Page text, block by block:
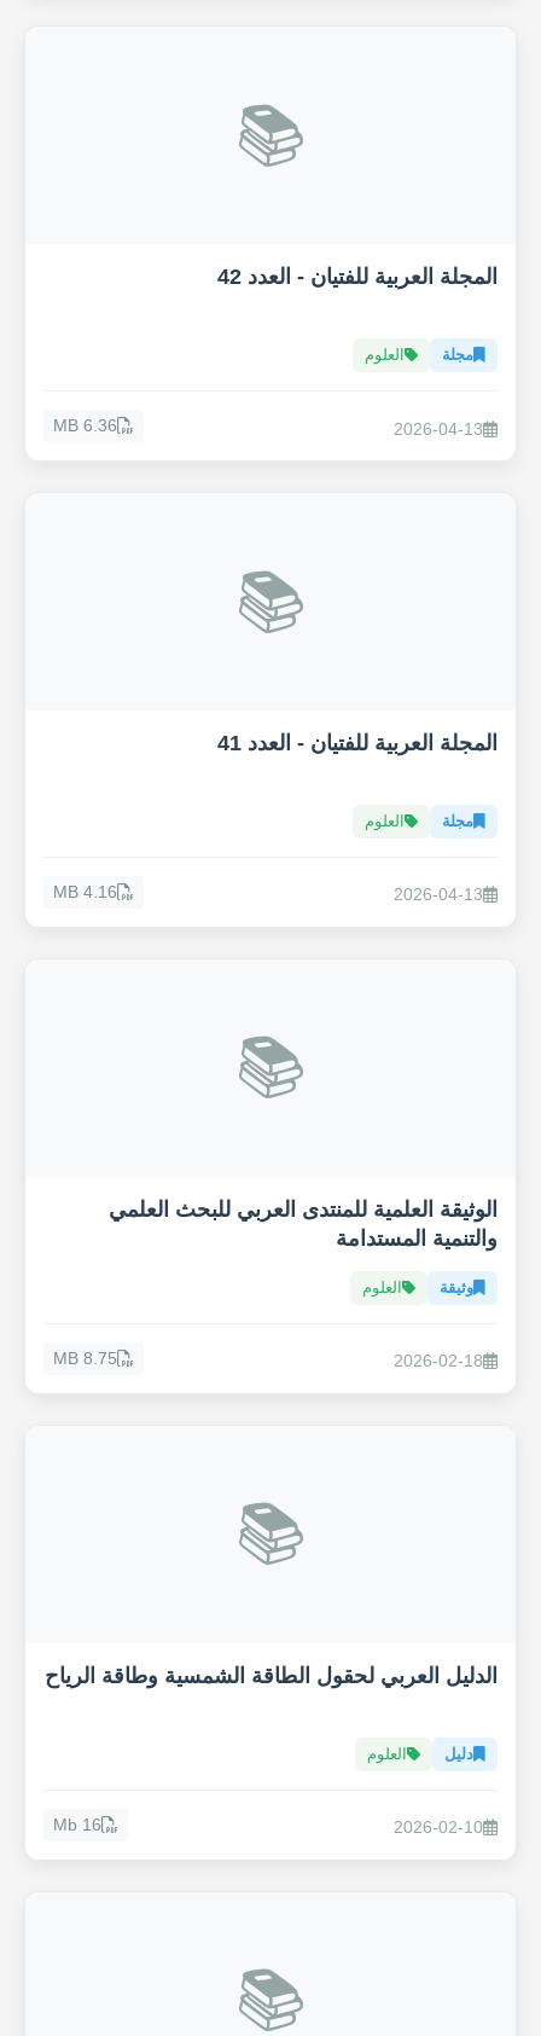
📚
المجلة العربية للفتيان - العدد 42
مجلة العلوم
2026-04-13
6.36 MB
📚
المجلة العربية للفتيان - العدد 41
مجلة العلوم
2026-04-13
4.16 MB
📚
الوثيقة العلمية للمنتدى العربي للبحث العلمي
والتنمية المستدامة
وثيقة العلوم
2026-02-18
8.75 MB
📚
الدليل العربي لحقول الطاقة الشمسية وطاقة الرياح
دليل العلوم
2026-02-10
16 Mb
📚